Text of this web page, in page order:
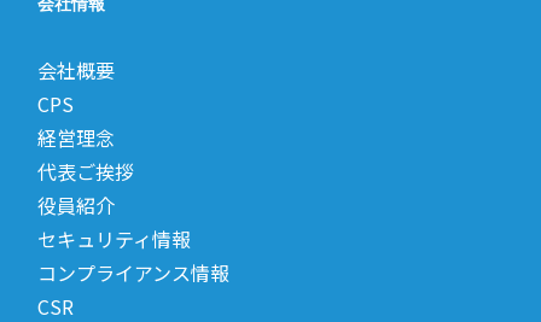
会社概要
CPS
経営理念
代表ご挨拶
役員紹介
セキュリティ情報
コンプライアンス情報
CSR